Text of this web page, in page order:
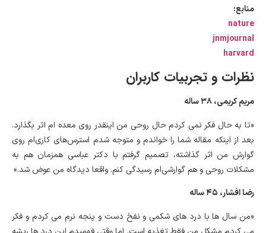
منابع:
nature
jnmjournal
harvard
نظرات و تجربیات کاربران
مریم کریمی، ۳۸ ساله
«تا به حال فکر نمی کردم حال روحی من اینقدر روی معده ام اثر بگذارد.
بعد از اینکه مقاله شما را خواندم و متوجه شدم استرس‌های کاری‌ام روی
گوارش من اثر گذاشته، تصمیم گرفتم با دکتر عباسی همزمان هم به
مشکلات روحی و هم گوارشی‌ام رسیدگی کنم. واقعا دیدگاه من عوض شد.»
رضا افشار، ۴۵ ساله
«من سال ها با درد های شکمی و نفخ دست و پنجه نرم می کردم و فکر